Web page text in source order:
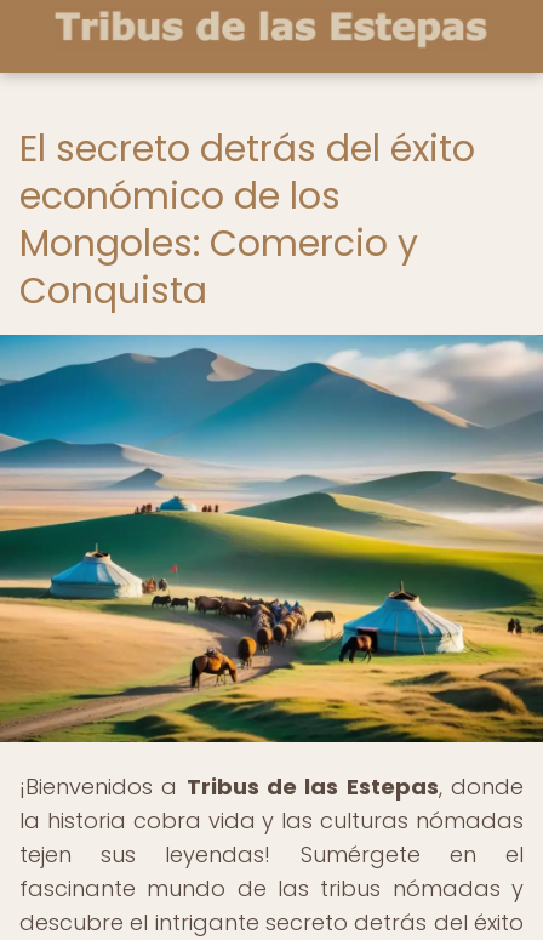
El secreto detrás del éxito
económico de los
Mongoles: Comercio y
Conquista
¡Bienvenidos a Tribus de las Estepas, donde
la historia cobra vida y las culturas nómadas
tejen sus leyendas! Sumérgete en el
fascinante mundo de las tribus nómadas y
descubre el intrigante secreto detrás del éxito